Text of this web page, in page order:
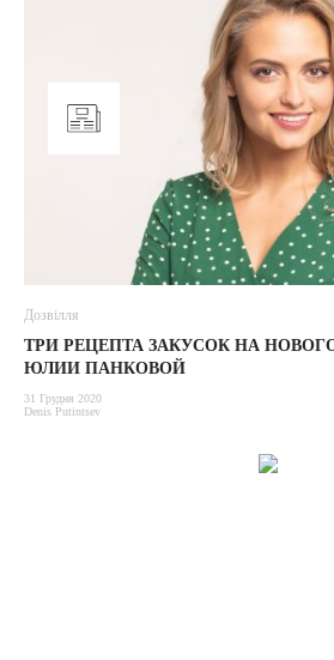
Дозвілля
ТРИ РЕЦЕПТА ЗАКУСОК НА
ЮЛИИ ПАНКОВОЙ
31 Грудня 2020
Denis Putintsev